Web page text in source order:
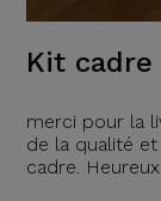
Kit cadre
merci pour la
de la qualité
cadre.